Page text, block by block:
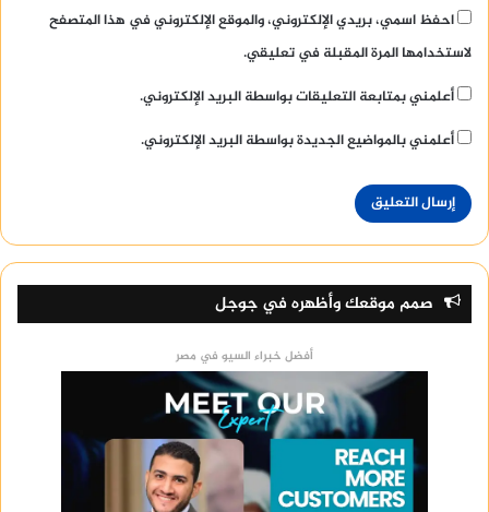
احفظ اسمي، بريدي الإلكتروني، والموقع الإلكتروني في هذا المتصفح
لاستخدامها المرة المقبلة في تعليقي.
أعلمني بمتابعة التعليقات بواسطة البريد الإلكتروني.
أعلمني بالمواضيع الجديدة بواسطة البريد الإلكتروني.
صمم موقعك وأظهره في جوجل
أفضل خبراء السيو في مصر